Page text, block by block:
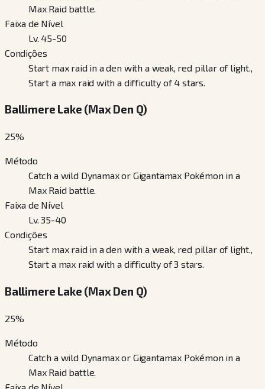
Max Raid battle.
Faixa de Nível
Lv. 45-50
Condições
Start max raid in a den with a weak, red pillar of light.,
Start a max raid with a difficulty of 4 stars.
Ballimere Lake (Max Den Q)
25%
Método
Catch a wild Dynamax or Gigantamax Pokémon in a
Max Raid battle.
Faixa de Nível
Lv. 35-40
Condições
Start max raid in a den with a weak, red pillar of light.,
Start a max raid with a difficulty of 3 stars.
Ballimere Lake (Max Den Q)
25%
Método
Catch a wild Dynamax or Gigantamax Pokémon in a
Max Raid battle.
Faixa de Nível